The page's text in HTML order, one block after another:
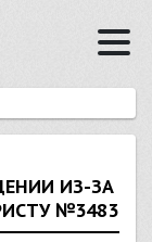
ИЗ-ЗА
№3483